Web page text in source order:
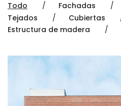
Todo Fachadas
Tejados
Cubiertas
Estructura de madera